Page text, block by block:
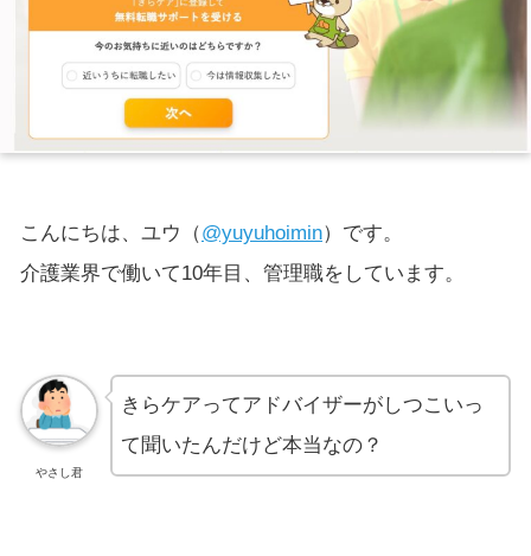
こんにちは、ユウ（@yuyuhoimin）です。
介護業界で働いて10年目、管理職をしています。
やさし君
きらケアってアドバイザーがしつこいっ
て聞いたんだけど本当なの？